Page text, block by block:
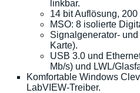
linkbar.
14 bit Auflösung,
MSO: 8 isolierte
Signalgenerator-
Karte).
USB 3.0 und
Mb/s) und LWL/
Komfortable Windows
LabVIEW-Treiber.